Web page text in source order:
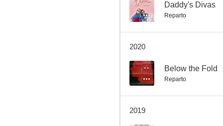
-- Daddy's Divas
Reparto
2020
-- Below the Fold
Reparto
2019